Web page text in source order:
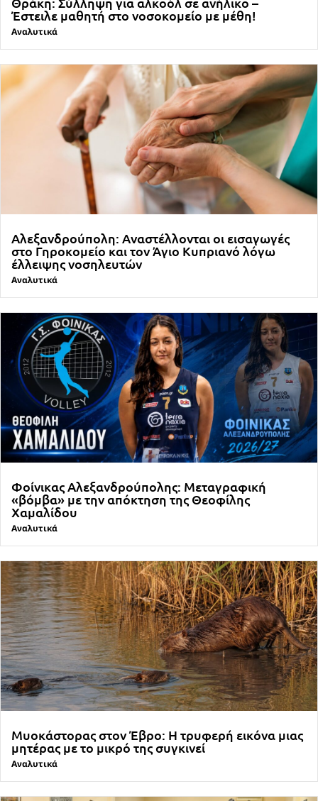
Έστειλε μαθητή στο νοσοκομείο με μέθη!
Αναλυτικά
Αλεξανδρούπολη: Αναστέλλονται οι εισαγωγές
στο Γηροκομείο και τον Άγιο Κυπριανό λόγω
έλλειψης νοσηλευτών
Αναλυτικά
Φοίνικας Αλεξανδρούπολης: Μεταγραφική
«βόμβα» με την απόκτηση της Θεοφίλης
Χαμαλίδου
Αναλυτικά
Μυοκάστορας στον Έβρο: Η τρυφερή εικόνα μιας
μητέρας με το μικρό της συγκινεί
Αναλυτικά